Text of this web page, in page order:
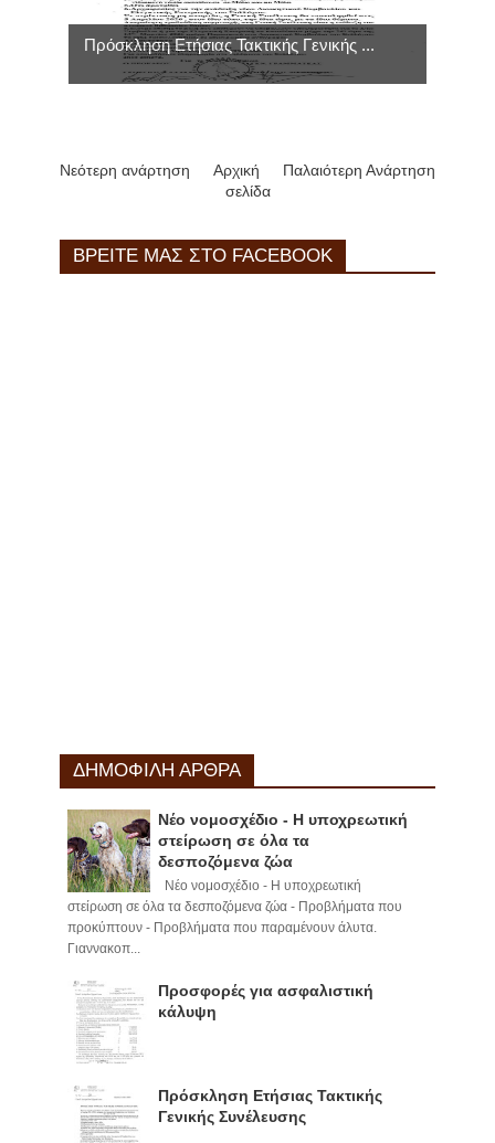
Πρόσκληση Ετήσιας Τακτικής Γενικής ...
Νεότερη ανάρτηση Παλαιότερη Ανάρτηση
Αρχική
σελίδα
ΒΡΕΙΤΕ ΜΑΣ ΣΤΟ FACEBOOK
ΔΗΜΟΦΙΛΗ ΑΡΘΡΑ
Νέο νομοσχέδιο - Η υποχρεωτική
στείρωση σε όλα τα
δεσποζόμενα ζώα
Νέο νομοσχέδιο - Η υποχρεωτική
στείρωση σε όλα τα δεσποζόμενα ζώα - Προβλήματα που
προκύπτουν - Προβλήματα που παραμένουν άλυτα.
Γιαννακοπ...
Προσφορές για ασφαλιστική
κάλυψη
Πρόσκληση Ετήσιας Τακτικής
Γενικής Συνέλευσης